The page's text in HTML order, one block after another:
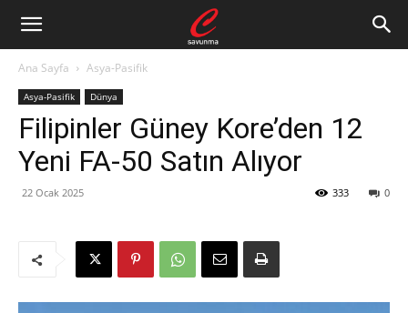
Ana Sayfa Asya-Pasifik
Asya-Pasifik Dünya
Filipinler Güney Kore’den 12
Yeni FA-50 Satın Alıyor
22 Ocak 2025 0
333